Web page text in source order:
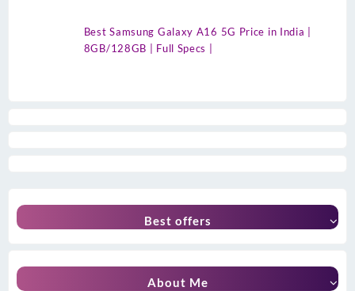
Best Samsung Galaxy A16 5G Price in India |
8GB/128GB | Full Specs |
Best offers
About Me